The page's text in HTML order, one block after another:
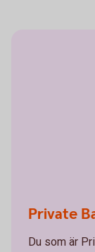
Private
Du som är